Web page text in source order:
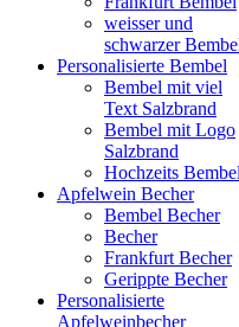
weisser und
schwarzer
Personalisierte Bembel
Bembel mit viel
Text Salzbrand
Bembel mit Logo
Salzbrand
Hochzeits
Apfelwein Becher
Bembel Becher
Becher
Frankfurt Becher
Gerippte Becher
Personalisierte
Apfelweinbecher